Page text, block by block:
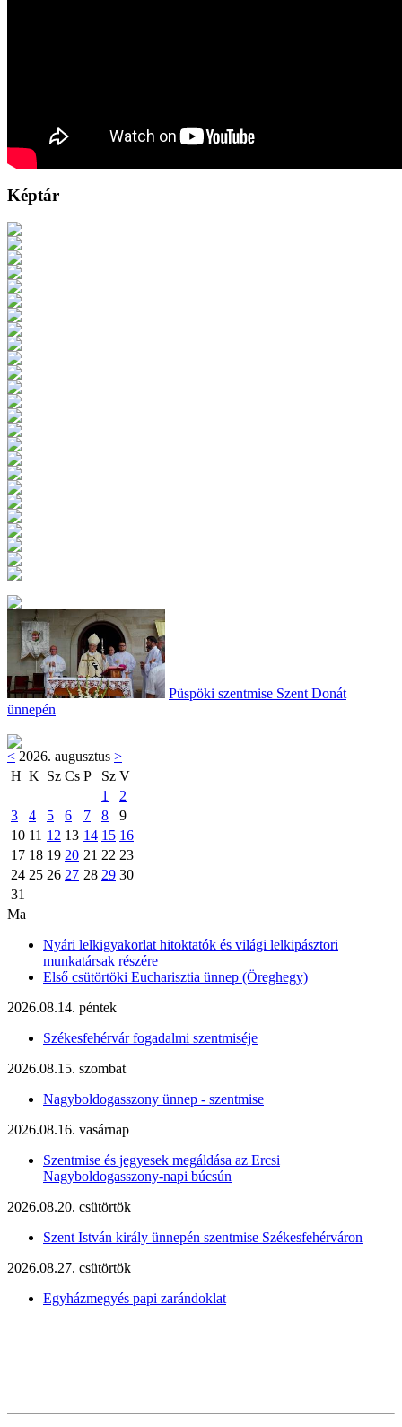
Képtár
Püspöki szentmise Szent Donát
ünnepén
< 2026. augusztus >
H K Sz Cs P Sz V
1
2
3
4 5 6 7 8
9
10 11 12 13 14 15 16
17 18 19 20 21 22 23
24 25 26 27 28 29 30
31
Ma
Nyári lelkigyakorlat hitoktatók és világi lelkipásztori
munkatársak részére
Első csütörtöki Eucharisztia ünnep (Öreghegy)
2026.08.14. péntek
Székesfehérvár fogadalmi szentmiséje
2026.08.15. szombat
Nagyboldogasszony ünnep - szentmise
2026.08.16. vasárnap
Szentmise és jegyesek megáldása az Ercsi
Nagyboldogasszony-napi búcsún
2026.08.20. csütörtök
Szent István király ünnepén szentmise Székesfehérváron
2026.08.27. csütörtök
Egyházmegyés papi zarándoklat